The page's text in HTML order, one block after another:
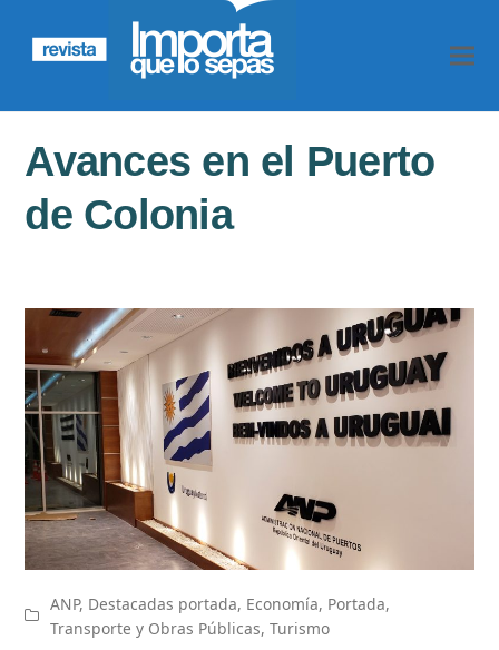
Avances en el Puerto
de Colonia
ANP, Destacadas portada, Economía, Portada,
Transporte y Obras Públicas,Turismo